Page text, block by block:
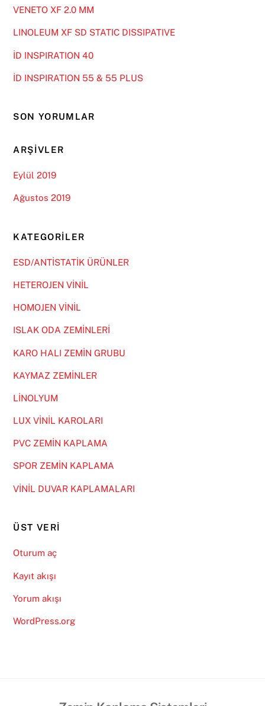
VENETO XF 2.0 MM
LINOLEUM XF SD STATIC DISSIPATIVE
İD INSPIRATION 40
İD INSPIRATION 55 & 55 PLUS
SON YORUMLAR
ARŞIVLER
Eylül 2019
Ağustos 2019
KATEGORILER
ESD/ANTİSTATİK ÜRÜNLER
HETEROJEN VİNİL
HOMOJEN VİNİL
ISLAK ODA ZEMİNLERİ
KARO HALI ZEMİN GRUBU
KAYMAZ ZEMİNLER
LİNOLYUM
LUX VİNİL KAROLARI
PVC ZEMİN KAPLAMA
SPOR ZEMİN KAPLAMA
VİNİL DUVAR KAPLAMALARI
ÜST VERI
Oturum aç
Kayıt akışı
Yorum akışı
WordPress.org